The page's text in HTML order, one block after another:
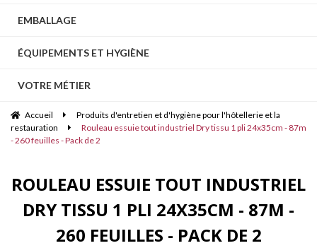
EMBALLAGE
ÉQUIPEMENTS ET HYGIÈNE
VOTRE MÉTIER
Accueil
Produits d'entretien et d'hygiène pour l'hôtellerie et la
restauration
Rouleau essuie tout industriel Dry tissu 1 pli 24x35cm - 87m
- 260 feuilles - Pack de 2
ROULEAU ESSUIE TOUT INDUSTRIEL
DRY TISSU 1 PLI 24X35CM - 87M -
260 FEUILLES - PACK DE 2